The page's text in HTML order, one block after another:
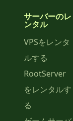
サーバーのレ
ンタル
VPSをレンタ
ルする
RootServer
をレンタルす
る